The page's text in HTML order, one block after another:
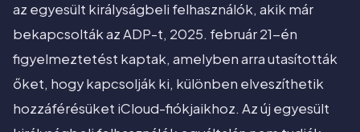
az egyesült királyságbeli felhasználók, akik már
bekapcsolták az ADP-t, 2025. február 21-én
figyelmeztetést kaptak, amelyben arra utasították
őket, hogy kapcsolják ki, különben elveszíthetik
hozzáférésüket iCloud-fiókjaikhoz. Az új egyesült